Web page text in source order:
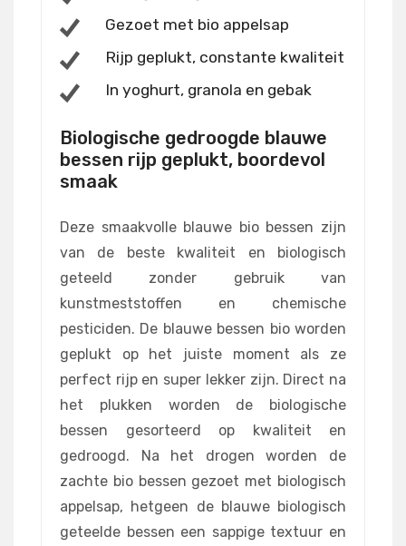
Gezoet met bio appelsap
Rijp geplukt, constante kwaliteit
In yoghurt, granola en gebak
Biologische gedroogde blauwe
bessen rijp geplukt, boordevol
smaak
Deze smaakvolle blauwe bio bessen zijn
van de beste kwaliteit en biologisch
geteeld zonder gebruik van
kunstmeststoffen en chemische
pesticiden. De blauwe bessen bio worden
geplukt op het juiste moment als ze
perfect rijp en super lekker zijn. Direct na
het plukken worden de biologische
bessen gesorteerd op kwaliteit en
gedroogd. Na het drogen worden de
zachte bio bessen gezoet met biologisch
appelsap, hetgeen de blauwe biologisch
geteelde bessen een sappige textuur en